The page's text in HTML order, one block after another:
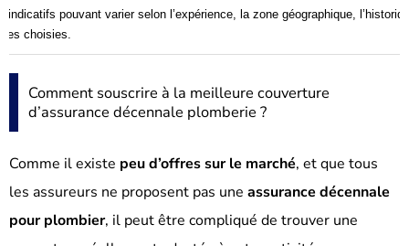
indicatifs pouvant varier selon l’expérience, la zone géographique,
choisies.
Comment souscrire à la meilleure couverture
d’assurance décennale plomberie ?
Comme il existe peu d’offres sur le marché, et que tous
les assureurs ne proposent pas une assurance décennale
pour plombier, il peut être compliqué de trouver une